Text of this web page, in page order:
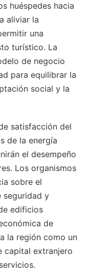
huéspedes hacia
aliviar la
una
turístico. La
de negocio
para equilibrar la
social y la
satisfacción del
de la energía
el desempeño
Los organismos
sobre el
seguridad y
edificios
de
la región como un
capital extranjero